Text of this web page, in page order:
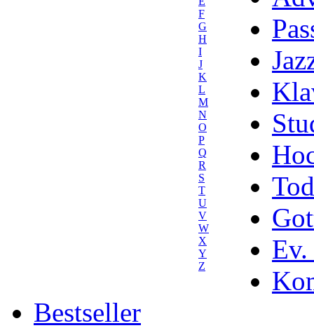
F
G
H
I
J
K
L
M
N
O
P
Q
R
S
T
U
V
W
X
Y
Z
Ev.
Bestseller